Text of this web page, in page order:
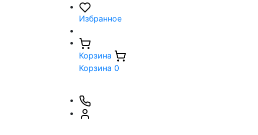
Избранное
Корзина
Корзина 0